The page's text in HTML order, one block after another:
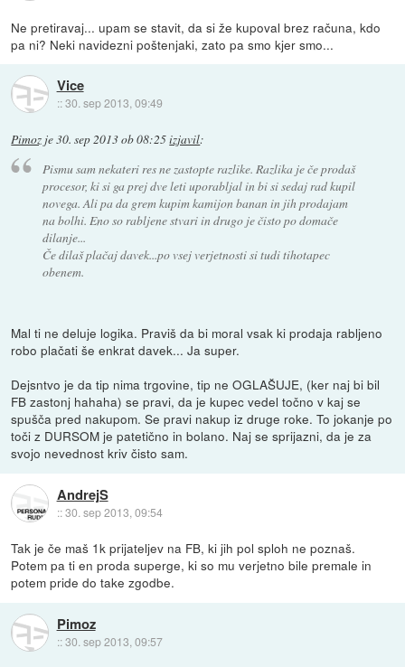
Ne pretiravaj... upam se stavit, da si že kupoval brez računa, kdo
pa ni? Neki navidezni poštenjaki, zato pa smo kjer smo...
Vice
::30. sep 2013, 09:49
Pimoz je30. sep 2013 ob 08:25izjavil:
Pismu sam nekateri res ne zastopte razlike. Razlika je če prodaš
procesor, ki si ga prej dve leti uporabljal in bi si sedaj rad kupil
novega. Ali pa da grem kupim kamijon banan in jih prodajam
na bolhi. Eno so rabljene stvari in drugo je čisto po domače
dilanje...
Če dilaš plačaj davek...po vsej verjetnosti si tudi tihotapec
obenem.
Mal ti ne deluje logika. Praviš da bi moral vsak ki prodaja rabljeno
robo plačati še enkrat davek... Ja super.
Dejsntvo je da tip nima trgovine, tip ne OGLAŠUJE, (ker naj bi bil
FB zastonj hahaha) se pravi, da je kupec vedel točno v kaj se
spušča pred nakupom. Se pravi nakup iz druge roke. To jokanje po
toči z DURSOM je patetično in bolano. Naj se sprijazni, da je za
svojo nevednost kriv čisto sam.
AndrejS
::30. sep 2013, 09:54
Tak je če maš 1k prijateljev na FB, ki jih pol sploh ne poznaš.
Potem pa ti en proda superge, ki so mu verjetno bile premale in
potem pride do take zgodbe.
Pimoz
::30. sep 2013, 09:57